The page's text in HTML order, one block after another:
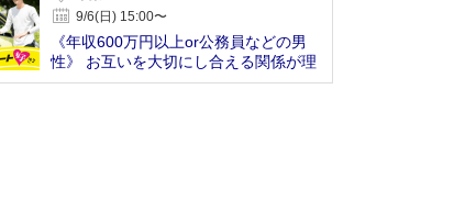
9/6(日) 15:00〜
《年収600万円以上or公務員などの男
性》 お互いを大切にし合える関係が理
想